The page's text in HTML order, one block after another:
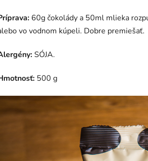
60g čokolády a 50ml mlieka
vo vodnom kúpeli. Dobre premiešať.
SÓJA.
500 g